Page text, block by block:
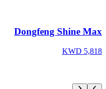
Dongfeng Shine Max
5,818 KWD